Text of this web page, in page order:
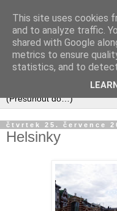
čtvrtek 25. července
Helsinky
This site uses cookies
and to analyze traffic.
shared with Google
metrics to ensure
statistics, and to detect